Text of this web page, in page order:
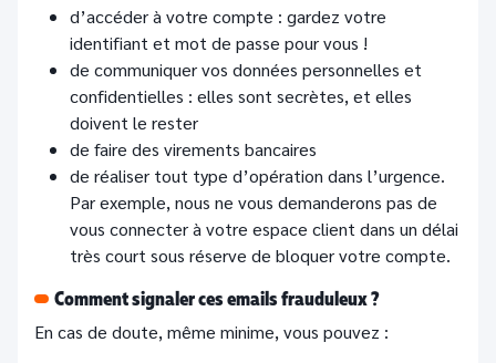
d’accéder à votre compte : gardez votre
identifiant et mot de passe pour vous !
de communiquer vos données personnelles et
confidentielles : elles sont secrètes, et elles
doivent le rester
de faire des virements bancaires
de réaliser tout type d’opération dans l’urgence.
Par exemple, nous ne vous demanderons pas de
vous connecter à votre espace client dans un délai
très court sous réserve de bloquer votre compte.
Comment signaler ces emails frauduleux ?
En cas de doute, même minime, vous pouvez :